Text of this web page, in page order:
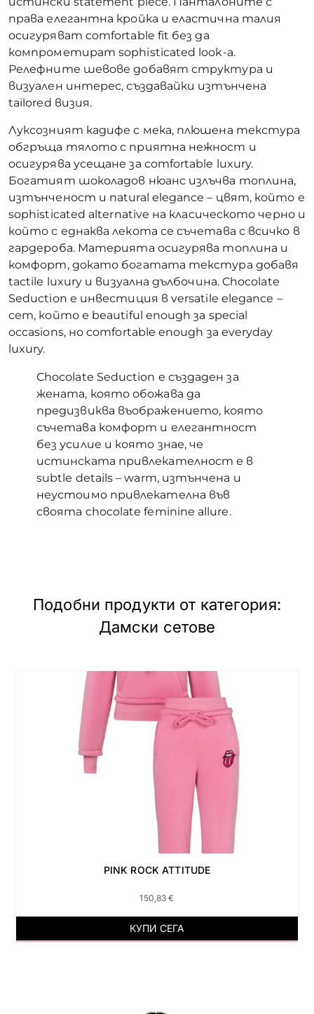
права елегантна кройка и еластична талия
осигуряват comfortable fit без да
компрометират sophisticated look-а.
Релефните шевове добавят структура и
визуален интерес, създавайки изтънчена
tailored визия.
Луксозният кадифе с мека, плюшена текстура
обгръща тялото с приятна нежност и
осигурява усещане за comfortable luxury.
Богатият шоколадов нюанс излъчва топлина,
изтънченост и natural elegance – цвят, който е
sophisticated alternative на класическото черно и
който с еднаква лекота се съчетава с всичко в
гардероба. Материята осигурява топлина и
комфорт, докато богатата текстура добавя
tactile luxury и визуална дълбочина. Chocolate
Seduction е инвестиция в versatile elegance –
сет, който е beautiful enough за special
occasions, но comfortable enough за everyday
luxury.
Chocolate Seduction е създаден за
жената, която обожава да
предизвиква въображението, която
съчетава комфорт и елегантност
без усилие и която знае, че
истинската привлекателност е в
subtle details – warm, изтънчена и
неустоимо привлекателна във
своята chocolate feminine allure.
Подобни продукти от категория:
Дамски сетове
PINK ROCK ATTITUDE
150,83€
КУПИ СЕГА